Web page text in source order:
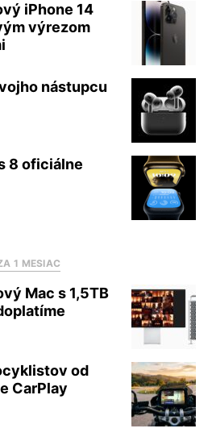
iPhone 14
výrezom
nástupcu
8 oficiálne
1 MESIAC
Mac s 1,5TB
od
CarPlay